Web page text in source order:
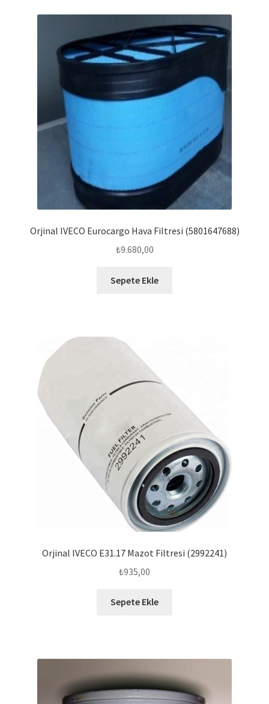
Orjinal IVECO Eurocargo Hava Filtresi (5801647688)
₺9.680,00
Sepete Ekle
Orjinal IVECO E31.17 Mazot Filtresi (2992241)
₺935,00
Sepete Ekle